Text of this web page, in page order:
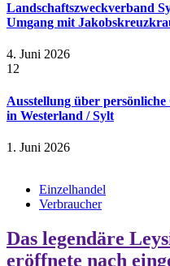
Landschaftszweckverband
Umgang mit
4. Juni 2026
12
Ausstellung über
in Westerland / Sylt
1. Juni 2026
Einzelhandel
Verbraucher
Das legendäre
eröffnete nach